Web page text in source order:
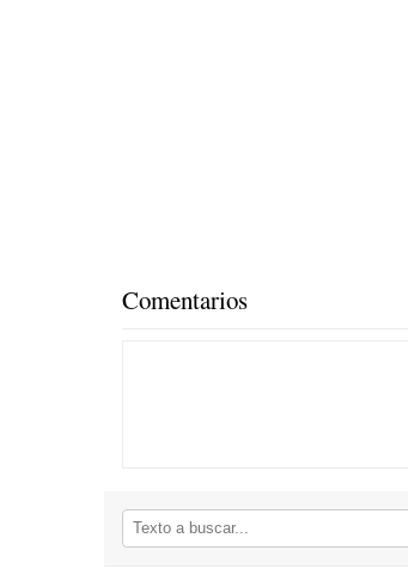
Comentarios